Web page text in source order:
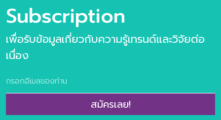
Trend ย่อยง่าย วันนี้ จะพาคุณไปเจาะลึก
ว่า อนาคตของเทคโนโลยีนี้จะเดินไปทางไหน
และซอฟต์แวร์แบบไหนที่จะสูญพันธุ์ไปจาก
ตลาดในเร็วๆ ภาพรวม: ตลาด Software
ในอีกไม่กี่ปีข้างหน้า ทิศทางของเทคโนโลยี
เยอะกว่ากัน แต่แข่งกันที่ “ความฉลาดและ
เปลี่ยนเกม: AI-First Software: ต่อจากนี้
AI จะไม่ใช่แค่ปุ่มกดหรือ “ลูกเล่นเสริม” อีก
(เน้นความคุ้ม
Subscription
เพื่อรับข้อมูลเกี่ยวกับความรู้เทรนด์และวิจัยต่อ
เนื่อง
สมัครเลย!